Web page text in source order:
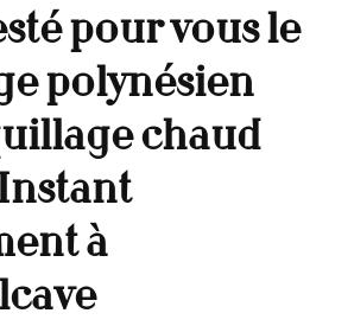
pour vous le
polynésien
chaud
à